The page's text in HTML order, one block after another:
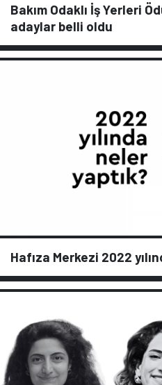
Bakım Odaklı İş Yerleri
adaylar belli oldu
Hafıza Merkezi 2022